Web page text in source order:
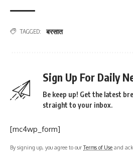
TAGGED: बरसात
Sign Up For Daily
Be keep up! Get the latest
straight to your inbox.
[mc4wp_form]
By signing up, you agree to ourTerms of Use and